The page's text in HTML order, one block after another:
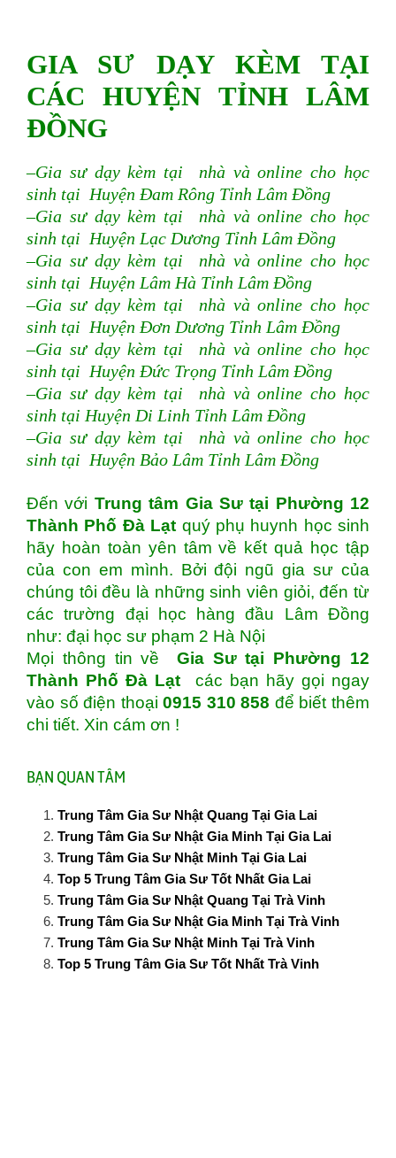
GIA SƯ DẠY KÈM TẠI
CÁC HUYỆN TỈNH LÂM
ĐỒNG
–Gia sư dạy kèm tại nhà và online cho học
sinh tại Huyện Đam Rông Tỉnh Lâm Đồng
–Gia sư dạy kèm tại nhà và online cho học
sinh tại Huyện Lạc Dương Tỉnh Lâm Đồng
–Gia sư dạy kèm tại nhà và online cho học
sinh tại Huyện Lâm Hà Tỉnh Lâm Đồng
–Gia sư dạy kèm tại nhà và online cho học
sinh tại Huyện Đơn Dương Tỉnh Lâm Đồng
–Gia sư dạy kèm tại nhà và online cho học
sinh tại Huyện Đức Trọng Tỉnh Lâm Đồng
–Gia sư dạy kèm tại nhà và online cho học
sinh tại Huyện Di Linh Tỉnh Lâm Đồng
–Gia sư dạy kèm tại nhà và online cho học
sinh tại Huyện Bảo Lâm Tỉnh Lâm Đồng
Đến với Trung tâm Gia Sư tại Phường 12
Thành Phố Đà Lạt quý phụ huynh học sinh
hãy hoàn toàn yên tâm về kết quả học tập
của con em mình. Bởi đội ngũ gia sư của
chúng tôi đều là những sinh viên giỏi, đến từ
các trường đại học hàng đầu Lâm Đồng
như: đại học sư phạm 2 Hà Nội
Mọi thông tin về Gia Sư tại Phường 12
Thành Phố Đà Lạt các bạn hãy gọi ngay
vào số điện thoại0915 310 858 để biết thêm
chi tiết. Xin cám ơn !
BẠN QUAN TÂM
Trung Tâm Gia Sư Nhật Quang Tại Gia Lai
Trung Tâm Gia Sư Nhật Gia Minh Tại Gia Lai
Trung Tâm Gia Sư Nhật Minh Tại Gia Lai
Top 5 Trung Tâm Gia Sư Tốt Nhất Gia Lai
Trung Tâm Gia Sư Nhật Quang Tại Trà Vinh
Trung Tâm Gia Sư Nhật Gia Minh Tại Trà Vinh
Trung Tâm Gia Sư Nhật Minh Tại Trà Vinh
Top 5 Trung Tâm Gia Sư Tốt Nhất Trà Vinh